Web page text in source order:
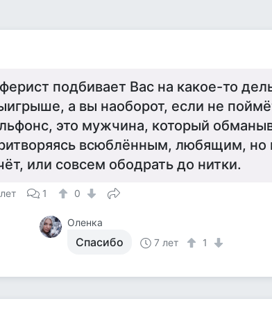
подбивает Вас на какое-то
а вы наоборот, если не
это мужчина, который
всюблённым, любящим, но
или совсем ободрать до нитки.
1 0
Оленка
Спасибо 7 лет 1